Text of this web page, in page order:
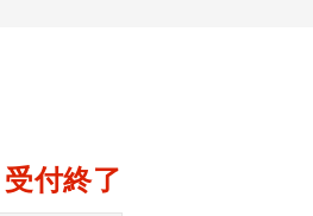
受付終了